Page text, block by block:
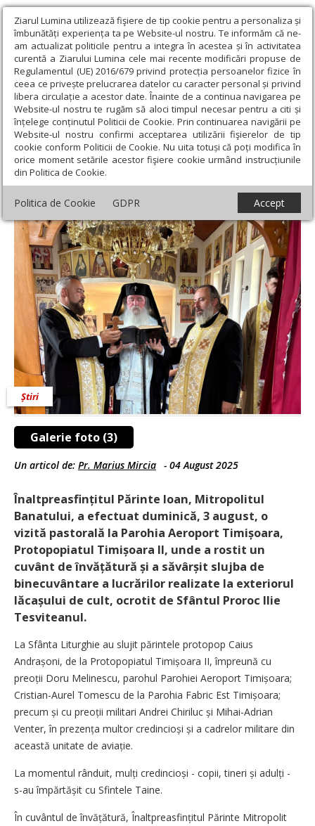
Ziarul Lumina utilizează fişiere de tip cookie pentru a personaliza și
îmbunătăți experiența ta pe Website-ul nostru. Te informăm că ne-
am actualizat politicile pentru a integra în acestea și în activitatea
curentă a Ziarului Lumina cele mai recente modificări propuse de
Regulamentul (UE) 2016/679 privind protecția persoanelor fizice în
ceea ce privește prelucrarea datelor cu caracter personal și privind
libera circulație a acestor date. Înainte de a continua navigarea pe
Website-ul nostru te rugăm să aloci timpul necesar pentru a citi și
înțelege conținutul Politicii de Cookie. Prin continuarea navigării pe
Website-ul nostru confirmi acceptarea utilizării fişierelor de tip
cookie conform Politicii de Cookie. Nu uita totuși că poți modifica în
orice moment setările acestor fişiere cookie urmând instrucțiunile
din Politica de Cookie.
Politica de Cookie GDPR Accept
Ziarul Lumina › Actualitate religioasă › Știri › Binecuvântare la
biserica Parohiei Aeroport Timișoara
Binecuvântare la biserica Parohiei
Aeroport Timișoara
Galerie foto (3)
Știri
Un articol de: Pr. Marius Mircia - 04 August 2025
Înaltpreasfințitul Părinte Ioan, Mitropolitul
Banatului, a efectuat duminică, 3 august, o
vizită pastorală la Parohia Aeroport Timișoara,
Protopopiatul Timișoara II, unde a rostit un
cuvânt de învățătură și a săvârșit slujba de
binecuvântare a lucrărilor realizate la exteriorul
lăcașului de cult, ocrotit de Sfântul Proroc Ilie
Tesviteanul.
La Sfânta Liturghie au slujit părintele protopop Caius
Andrașoni, de la Protopopiatul Timișoara II, împreună cu
preoții Doru Melinescu, parohul Parohiei Aeroport Timișoara;
Cristian-Aurel Tomescu de la Parohia Fabric Est Timi­șoara;
precum și cu preoții militari Andrei Chiriluc și Mihai-Adrian
Venter, în prezența multor credincioși și a cadrelor militare din
această unitate de aviație.
La momentul rânduit, mulți credincioși - copii, tineri și adulți -
s-au împărtășit cu Sfintele Taine.
În cuvântul de învățătură, Înaltpreasfințitul Părinte Mitropolit